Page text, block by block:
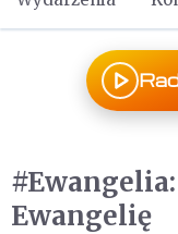
Ewangelię